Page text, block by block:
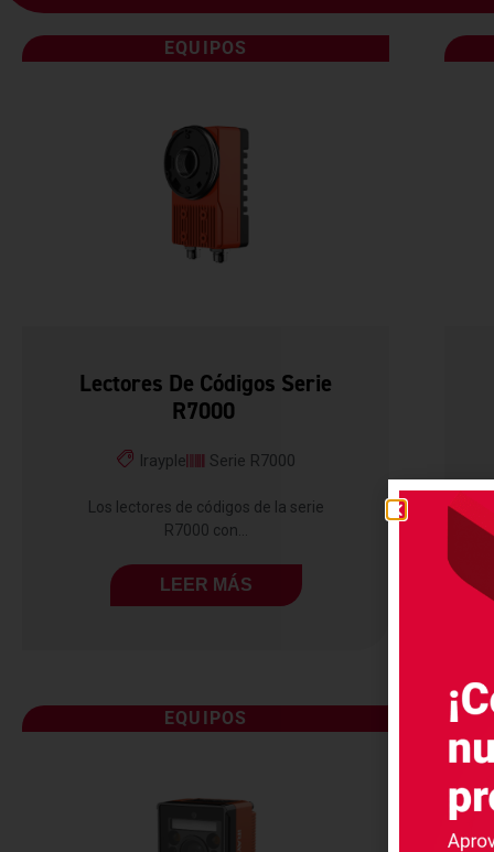
EQUIPOS
Lectores De Códigos Serie
R7000
Irayple Serie R7000
Los lectores de códigos de la serie
R7000 con...
LEER MÁS
EQUIPOS